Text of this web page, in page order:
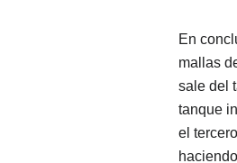
En
mallas
sale del
tanque
el